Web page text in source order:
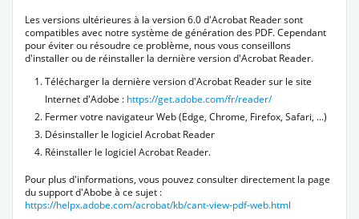
Les versions ultérieures à la version 6.0 d'Acrobat Reader sont
compatibles avec notre système de génération des PDF. Cependant
pour éviter ou résoudre ce problème, nous vous conseillons
d'installer ou de réinstaller la dernière version d'Acrobat Reader.
Télécharger la dernière version d'Acrobat Reader sur le site
Internet d'Adobe : https://get.adobe.com/fr/reader/
Fermer votre navigateur Web (Edge, Chrome, Firefox, Safari, ...)
Désinstaller le logiciel Acrobat Reader
Réinstaller le logiciel Acrobat Reader.
Pour plus d'informations, vous pouvez consulter directement la page
du support d'Abobe à ce sujet :
https://helpx.adobe.com/acrobat/kb/cant-view-pdf-web.html